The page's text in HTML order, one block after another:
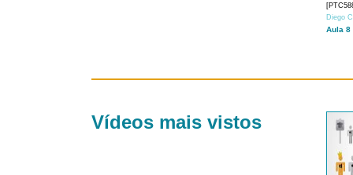
Diego
Aula 8
Vídeos mais vistos